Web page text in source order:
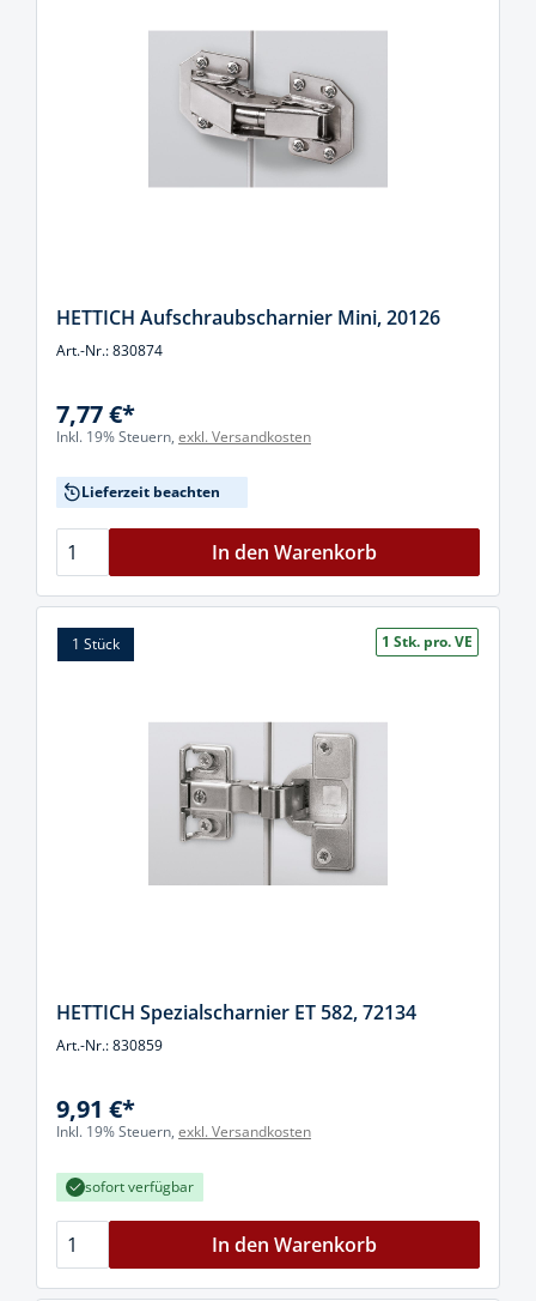
HETTICH Aufschraubscharnier Mini, 20126
Art.-Nr.: 830874
7,77 €*
Inkl. 19% Steuern, exkl. Versandkosten
Lieferzeit beachten
In den Warenkorb
1 Stück 1 Stk. pro. VE
HETTICH Spezialscharnier ET 582, 72134
Art.-Nr.: 830859
9,91 €*
Inkl. 19% Steuern, exkl. Versandkosten
sofort verfügbar
In den Warenkorb